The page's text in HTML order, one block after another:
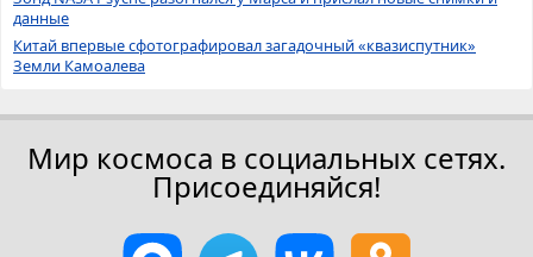
данные
Китай впервые сфотографировал загадочный «квазиспутник»
Земли Камоалева
Мир космоса в социальных сетях.
Присоединяйся!